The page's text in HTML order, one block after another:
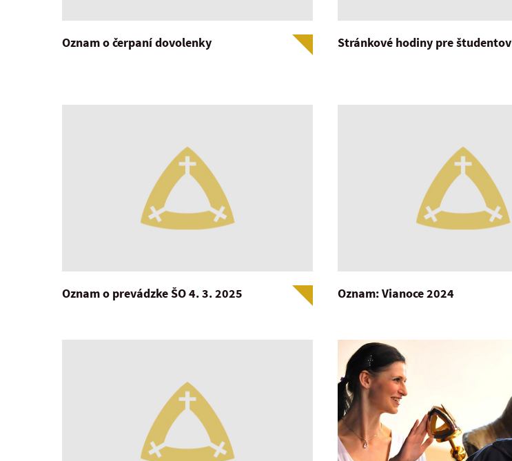
Oznam o čerpaní dovolenky Stránkové hodiny pre študentov
Oznam o prevádzke ŠO 4. 3. 2025 Oznam: Vianoce 2024